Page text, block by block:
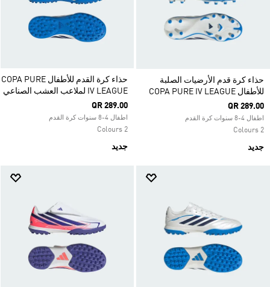
حذاء كرة قدم الأرضيات الصلبة
للأطفال COPA PURE IV LEAGUE
QR 289.00
اطفال 4-8 سنوات كرة القدم
2 Colours
جديد
حذاء كرة القدم للأطفال COPA PURE
IV LEAGUE لملاعب العشب الصناعي
QR 289.00
اطفال 4-8 سنوات كرة القدم
2 Colours
جديد